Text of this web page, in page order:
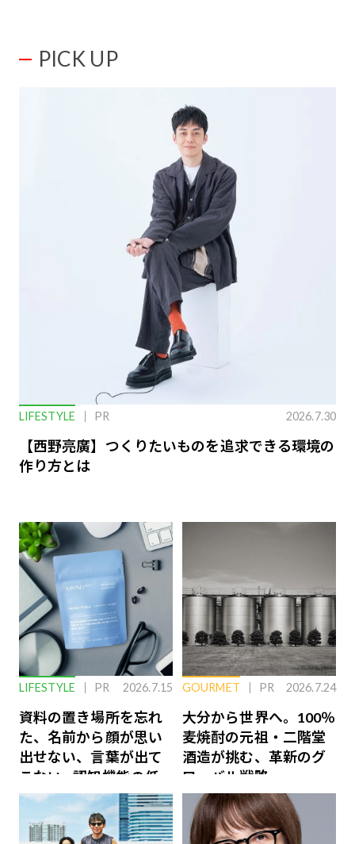
PICK UP
LIFESTYLE PR 2026.7.30
【西野亮廣】つくりたいものを追求できる環境の
作り方とは
LIFESTYLE PR 2026.7.15
資料の置き場所を忘れ
た、名前から顔が思い
出せない、言葉が出て
こない…認知機能の低
下を救う、脳のインナ
ーケアとは
GOURMET PR 2026.7.24
大分から世界へ。100％
麦焼酎の元祖・二階堂
酒造が挑む、革新のグ
ローバル戦略